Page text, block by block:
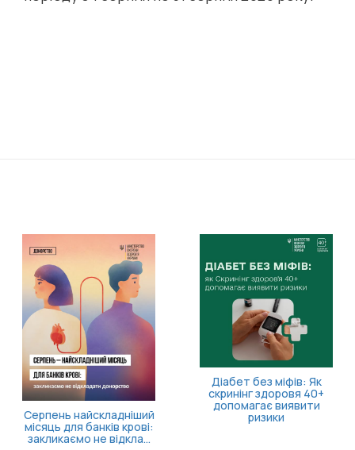
11 серпня відбудеться
засідання Ради з питань
внутрішньо
переміщених осіб
Більше часу на запуск
власної справи!